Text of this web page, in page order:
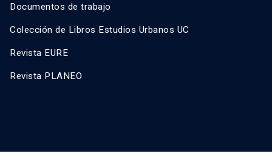
Documentos de trabajo
Colección de Libros Estudios Urbanos UC
Revista EURE
Revista PLANEO